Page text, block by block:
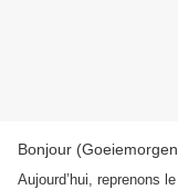
Bonjour
Aujourd’hui, reprenons